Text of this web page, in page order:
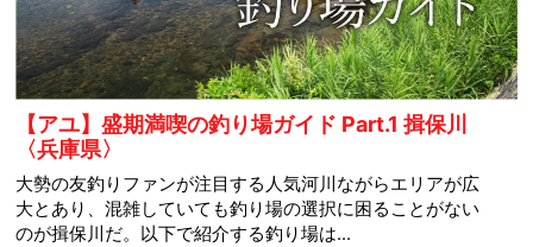
【アユ】盛期満喫の釣り場ガイド Part.1 揖保川
〈兵庫県〉
大勢の友釣りファンが注目する人気河川ながらエリアが広
大とあり、混雑していても釣り場の選択に困ることがない
のが揖保川だ。以下で紹介する釣り場は...